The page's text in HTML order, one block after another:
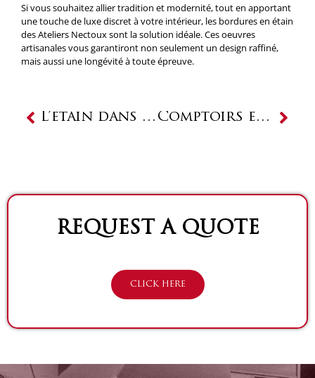
Si vous souhaitez allier tradition et modernité, tout en apportant
une touche de luxe discret à votre intérieur, les bordures en étain
des Ateliers Nectoux sont la solution idéale. Ces oeuvres
artisanales vous garantiront non seulement un design raffiné,
mais aussi une longévité à toute épreuve.
L’étain dans le design intérieur par les Ateliers Nectoux Comptoirs en étain sur mesure : l’héritage des Ateliers Nectoux
REQUEST A QUOTE
CLICK HERE